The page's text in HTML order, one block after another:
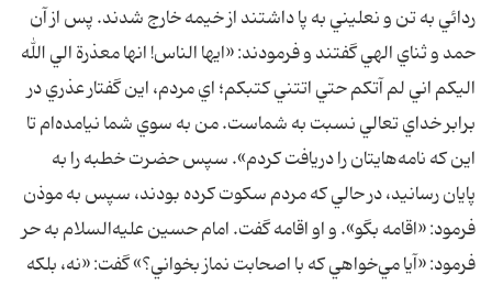
ردائي به تن و نعليني به پا داشتند از خيمه خارج شدند. پس از آن
حمد و ثناي الهي گفتند و فرمودند: «ايها الناس! انها معذرة الي الله
اليكم اني لم آتكم حتي اتتني كتبكم؛ اي مردم، اين گفتار عذري در
برابر خداي تعالي نسبت به شماست. من به سوي شما نيامده‌ام تا
اين كه نامه‌هايتان را دريافت كردم». سپس حضرت خطبه را به
پايان رسانيد، در حالي كه مردم سكوت كرده بودند، سپس به موذن
فرمود: «اقامه بگو». و او اقامه گفت. امام حسين عليه‌السلام به حر
فرمود: «آيا مي‌خواهي كه با اصحابت نماز بخواني؟» گفت: «نه، بلكه